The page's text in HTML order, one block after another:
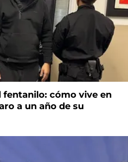
fentanilo: cómo vive en
a un año de su